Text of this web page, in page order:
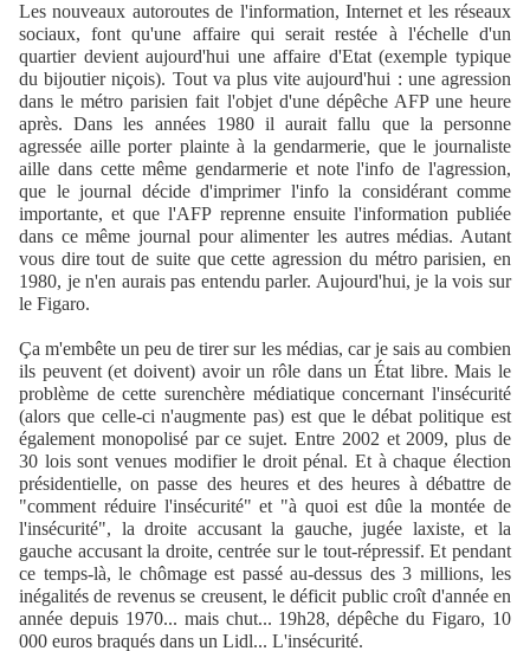
Les nouveaux autoroutes de l'information, Internet et les réseaux
sociaux, font qu'une affaire qui serait restée à l'échelle d'un
quartier devient aujourd'hui une affaire d'Etat (exemple typique
du bijoutier niçois). Tout va plus vite aujourd'hui : une agression
dans le métro parisien fait l'objet d'une dépêche AFP une heure
après. Dans les années 1980 il aurait fallu que la personne
agressée aille porter plainte à la gendarmerie, que le journaliste
aille dans cette même gendarmerie et note l'info de l'agression,
que le journal décide d'imprimer l'info la considérant comme
importante, et que l'AFP reprenne ensuite l'information publiée
dans ce même journal pour alimenter les autres médias. Autant
vous dire tout de suite que cette agression du métro parisien, en
1980, je n'en aurais pas entendu parler. Aujourd'hui, je la vois sur
le Figaro.
Ça m'embête un peu de tirer sur les médias, car je sais au combien
ils peuvent (et doivent) avoir un rôle dans un État libre. Mais le
problème de cette surenchère médiatique concernant l'insécurité
(alors que celle-ci n'augmente pas) est que le débat politique est
également monopolisé par ce sujet. Entre 2002 et 2009, plus de
30 lois sont venues modifier le droit pénal. Et à chaque élection
présidentielle, on passe des heures et des heures à débattre de
"comment réduire l'insécurité" et "à quoi est dûe la montée de
l'insécurité", la droite accusant la gauche, jugée laxiste, et la
gauche accusant la droite, centrée sur le tout-répressif. Et pendant
ce temps-là, le chômage est passé au-dessus des 3 millions, les
inégalités de revenus se creusent, le déficit public croît d'année en
année depuis 1970... mais chut... 19h28, dépêche du Figaro, 10
000 euros braqués dans un Lidl... L'insécurité.